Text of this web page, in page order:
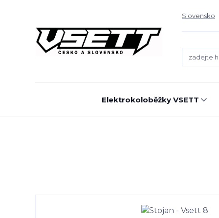
Slovensko
Elektrokoloběžky VSETT